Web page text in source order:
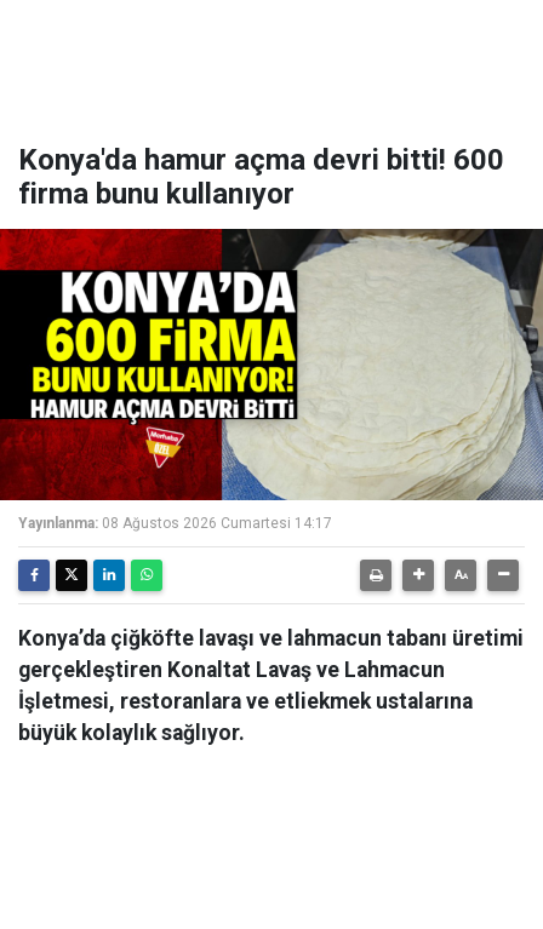
Konya'da hamur açma devri bitti! 600
firma bunu kullanıyor
Yayınlanma: 08 Ağustos 2026 Cumartesi 14:17
Konya’da çiğköfte lavaşı ve lahmacun tabanı üretimi
gerçekleştiren Konaltat Lavaş ve Lahmacun
İşletmesi, restoranlara ve etliekmek ustalarına
büyük kolaylık sağlıyor.